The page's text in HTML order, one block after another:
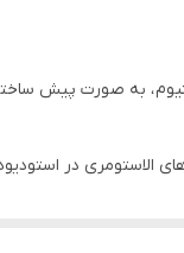
، به صورت پیش
های الاستومری در